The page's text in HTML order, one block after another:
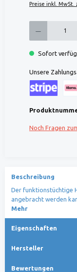
Preise inkl. MwSt.
Sofort
Unsere
Noch Fragen
Beschreibung
Der funktionstüchtige
angebracht werden
Mehr
Eigenschaften
Hersteller
Bewertungen